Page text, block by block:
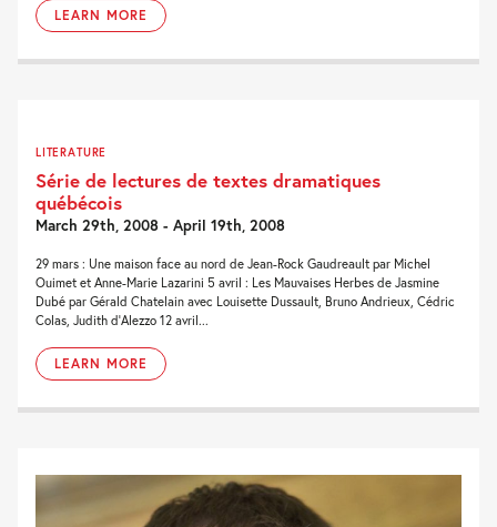
LEARN MORE
LITERATURE
Série de lectures de textes dramatiques
québécois
March 29th, 2008 - April 19th, 2008
29 mars : Une maison face au nord de Jean-Rock Gaudreault par Michel
Ouimet et Anne-Marie Lazarini 5 avril : Les Mauvaises Herbes de Jasmine
Dubé par Gérald Chatelain avec Louisette Dussault, Bruno Andrieux, Cédric
Colas, Judith d'Alezzo 12 avril...
LEARN MORE